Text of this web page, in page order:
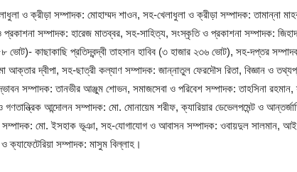
ও ক্রীড়া সম্পাদক: মোহাম্মদ শাওন, সহ-খেলাধুলা ও ক্রীড়া সম্পাদক: তামান্না মাহবুব
সম্পাদক: হারেজ মাতব্বর, সহ-সাহিত্য, সংস্কৃতি ও প্রকাশনা সম্পাদক:
কাছাকাছি প্রতিদ্বন্দ্বী তাহসান হাবিব (৩ হাজার ২৩৬ ভোট), সহ-দপ্তর
আক্তার দ্বীপা, সহ-ছাত্রী কল্যাণ সম্পাদক: জান্নাতুল ফেরদৌস রিতা, বিজ্ঞান ও
সম্পাদক: তানভীর আঞ্জুম শোভন, সমাজসেবা ও পরিবেশ সম্পাদক: তাহসিনা
আন্দোলন সম্পাদক: মো. মোনায়েম শরীফ, ক্যারিয়ার ডেভেলপমেন্ট ও
মো. ইসহাক ভূঞা, সহ-যোগাযোগ ও আবাসন সম্পাদক: ওবায়দুল সালমান, আইন
ক্যাফেটেরিয়া সম্পাদক: মাসুম বিল্লাহ।